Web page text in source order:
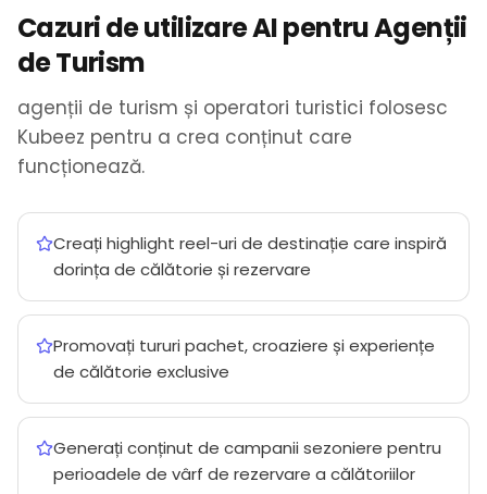
Cazuri de utilizare AI pentru Agenții
de Turism
agenții de turism și operatori turistici folosesc
Kubeez pentru a crea conținut care
funcționează.
Creați highlight reel-uri de destinație care inspiră
dorința de călătorie și rezervare
Promovați tururi pachet, croaziere și experiențe
de călătorie exclusive
Generați conținut de campanii sezoniere pentru
perioadele de vârf de rezervare a călătoriilor